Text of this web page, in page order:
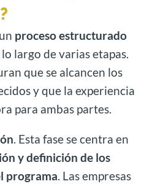
proceso estructurado
largo de varias etapas.
que se alcancen los
y que la experiencia
para ambas partes.
. Esta fase se centra en
y definición de los
programa. Las empresas